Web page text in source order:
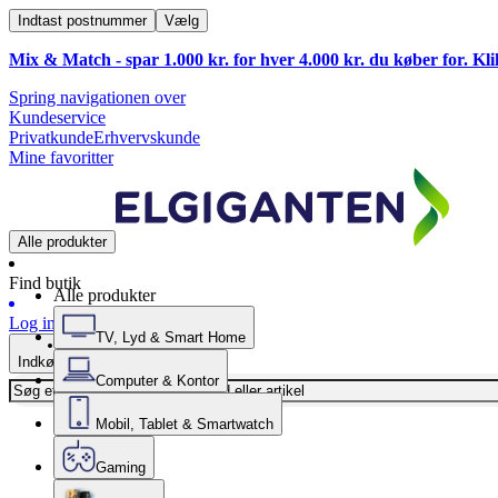
Indtast postnummer Vælg
Mix & Match - spar 1.000 kr. for hver 4.000 kr. du køber for.
Spring navigationen over
Kundeservice
PrivatkundeErhvervskunde
Mine favoritter
Alle produkter
Find butik
Log ind
Indkøbskurv
Alle produkter
TV, Lyd & Smart Home
Computer & Kontor
Mobil, Tablet & Smartwatch
Gaming